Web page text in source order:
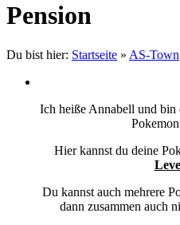
Pension
Du bist hier: Startseite » AS-Town
Ich heiße Annabell und bin
Hier kannst du deine
Du kannst auch mehrere
dann zusammen auch